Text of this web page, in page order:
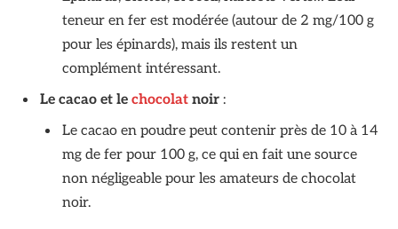
teneur en fer est modérée (autour de 2 mg/100 g
pour les épinards), mais ils restent un
complément intéressant.
Le cacao et le chocolat noir :
Le cacao en poudre peut contenir près de 10 à 14
mg de fer pour 100 g, ce qui en fait une source
non négligeable pour les amateurs de chocolat
noir.